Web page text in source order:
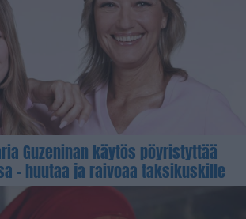
Guzeninan käytös pöyristyttää
– huutaa ja raivoaa taksikuskille